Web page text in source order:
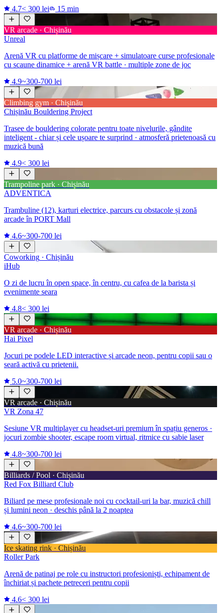
4.7< 300 lei 15 min
VR arcade · Chișinău
Unreal
Arenă VR cu platforme de mișcare + simulatoare curse profesionale
cu scaune dinamice + arenă VR battle · multiple zone de joc
4.9~300-700 lei
Climbing gym · Chișinău
Chișinău Bouldering Project
Trasee de bouldering colorate pentru toate nivelurile, gândite
inteligent - chiar și cele ușoare te surprind · atmosferă prietenoasă cu
muzică bună
4.9< 300 lei
Trampoline park · Chișinău
ADVENTICA
Trambuline (12), karturi electrice, parcurs cu obstacole și zonă
arcade în PORT Mall
4.6~300-700 lei
Coworking · Chișinău
iHub
O zi de lucru în open space, în centru, cu cafea de la barista și
evenimente seara
4.8< 300 lei
VR arcade · Chișinău
Hai Pixel
Jocuri pe podele LED interactive și arcade neon, pentru copii sau o
seară activă cu prietenii.
5.0~300-700 lei
VR arcade · Chișinău
VR Zona 47
Sesiune VR multiplayer cu headset-uri premium în spațiu generos ·
jocuri zombie shooter, escape room virtual, ritmice cu sabie laser
4.8~300-700 lei
Billiards / Pool · Chișinău
Red Fox Billiard Club
Biliard pe mese profesionale noi cu cocktail-uri la bar, muzică chill
și lumini neon · deschis până la 2 noaptea
4.6~300-700 lei
Ice skating rink · Chișinău
Roller Park
Arenă de patinaj pe role cu instructori profesioniști, echipament de
închiriat și pachete petreceri pentru copii
4.6< 300 lei